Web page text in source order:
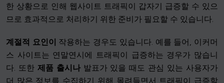
한 상황으로 인해 웹사이트 트래픽이 갑자기 급증할 수 있으
므로 효과적으로 처리하기 위한 준비가 필요할 수 있습니다.
계절적 요인이 작용하는 경우도 있습니다. 예를 들어, 이커머
스 사이트는 연말연시에 트래픽이 급증하는 경우가 많습니
다. 또한 제품 출시나발표가 있을 때도 관심 있는 사용자가
더 많은 정보를 수집하기 위해 몰려들면서 트래픽이 급증할